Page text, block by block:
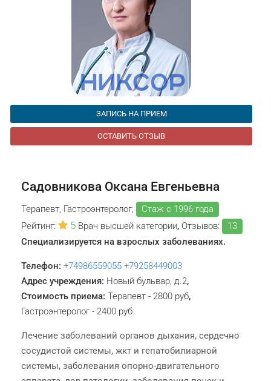
ЗАПИСЬ НА ПРИЕМ
ОСТАВИТЬ ОТЗЫВ
Садовникова Оксана Евгеньевна
Терапевт, Гастроэнтеролог,
Стаж с 1996 года
Рейтинг:
5 Врач высшей категории, Отзывов:
13
Специализируется на взрослых заболеваниях.
Телефон: +74986559055 +79258449003
Адрес учреждения: Новый бульвар, д.2,
Стоимость приема: Терапевт - 2800 руб,
Гастроэнтеролог - 2400 руб
Лечение заболеваний органов дыхания, сердечно
сосудистой системы, жкт и гепатобилиарной
системы, заболевания опорно-двигательного